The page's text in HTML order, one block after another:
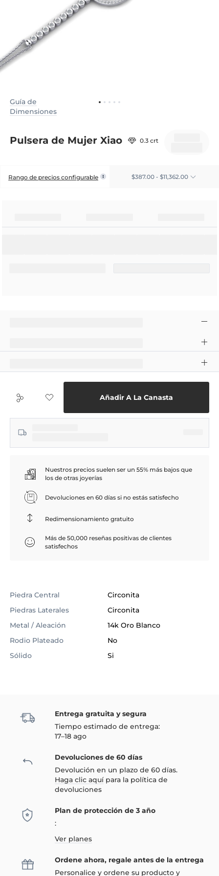
Guía de
Dimensiones
Pulsera de Mujer Xiao 0.3 crt
Rango de precios configurable $387.00 - $11,362.00
Añadir A La Canasta
Nuestros precios suelen ser un 55% más bajos que
los de otras joyerías
Devoluciones en 60 días si no estás satisfecho
Redimensionamiento gratuito
Más de 50,000 reseñas positivas de clientes
satisfechos
Piedra Central
Circonita
Piedras Laterales
Circonita
Metal / Aleación
14k Oro Blanco
Rodio Plateado
No
Sólido
Si
Entrega gratuita y segura
Tiempo estimado de entrega:
17–18 ago
Devoluciones de 60 días
Devolución en un plazo de 60 días.
Haga clic aquí para la política de
devoluciones
Plan de protección de 3 año
:
Ver planes
Ordene ahora, regale antes de la entrega
Personalice y ordene su producto y